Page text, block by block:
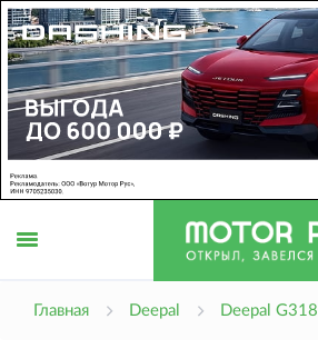
Главная Deepal Deepal G318